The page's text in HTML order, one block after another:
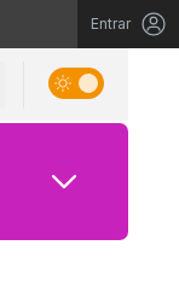
Entrar